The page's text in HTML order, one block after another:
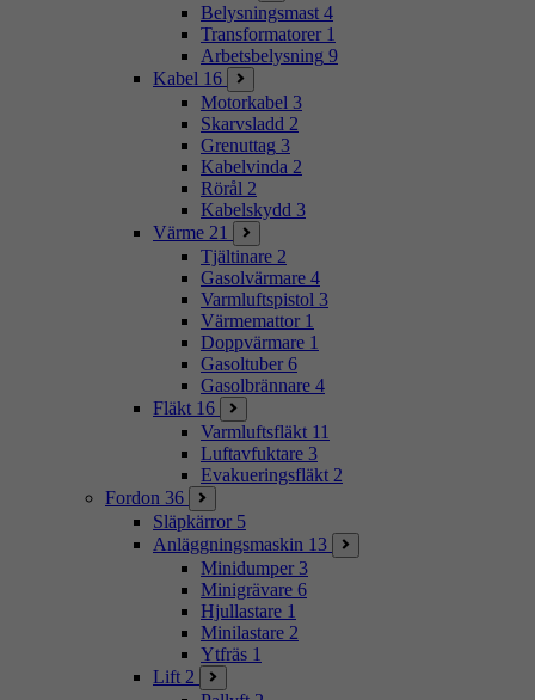
Belysningsmast 4
Transformatorer 1
Arbetsbelysning 9
Kabel 16
Motorkabel 3
Skarvsladd 2
Grenuttag 3
Kabelvinda 2
Rörål 2
Kabelskydd 3
Värme 21
Tjältinare 2
Gasolvärmare 4
Varmluftspistol 3
Värmemattor 1
Doppvärmare 1
Gasoltuber 6
Gasolbrännare 4
Fläkt 16
Varmluftsfläkt 11
Luftavfuktare 3
Evakueringsfläkt 2
Fordon 36
Släpkärror 5
Anläggningsmaskin 13
Minidumper 3
Minigrävare 6
Hjullastare 1
Minilastare 2
Ytfräs 1
Lift 2